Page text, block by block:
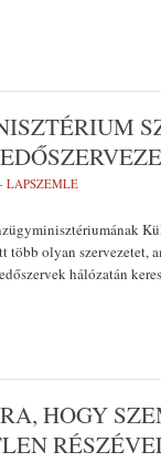
LAPSZEMLE
több olyan szervezetet,
hálózatán
HOGY